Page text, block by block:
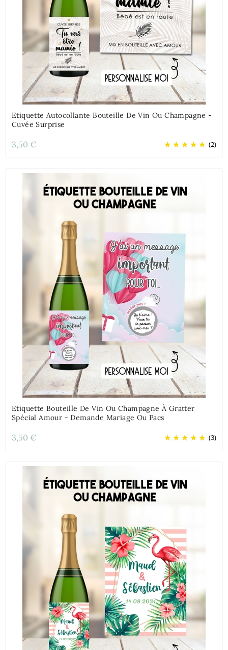
Etiquette Autocollante Bouteille De Vin Ou Champagne -
Cuvée Surprise
(2)
3,50 €
Etiquette Bouteille De Vin Ou Champagne À Gratter
Spécial Amour - Demande Mariage Ou Pacs
(3)
3,50 €